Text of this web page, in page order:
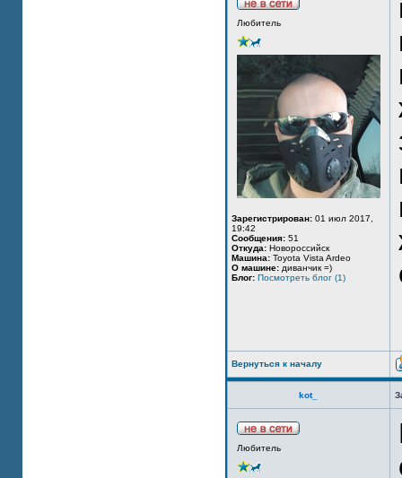
Любитель
Зарегистрирован: 01 июл 2017,
19:42
Сообщения: 51
Откуда: Новороссийск
Машина: Toyota Vista Ardeo
О машине: диванчик =)
Блог: Посмотреть блог (1)
Вернуться к началу
kot_
Любитель